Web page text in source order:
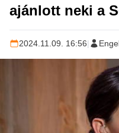
ajánlott neki a
2024.11.09. 16:56|